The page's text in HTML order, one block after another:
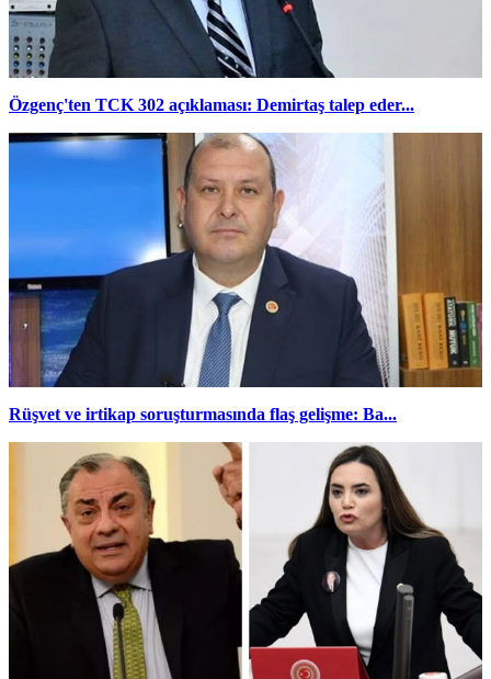
Özgenç'ten TCK 302 açıklaması: Demirtaş talep eder...
Rüşvet ve irtikap soruşturmasında flaş gelişme: Ba...